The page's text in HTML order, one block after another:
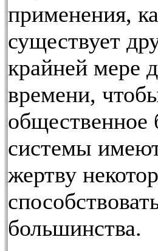
применения,
существует
крайней мере
времени,
общественное
системы
жертву
большинства.